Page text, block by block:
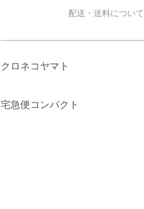
配送・送料について
クロネコヤマト
宅急便コンパクト